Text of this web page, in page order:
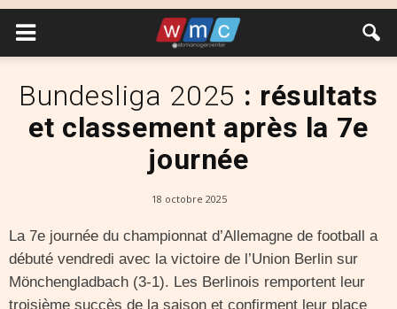
Bundesliga 2025 : résultats
et classement après la 7e
journée
18 octobre 2025
La 7e journée du championnat d’Allemagne de football a
débuté vendredi avec la victoire de l’Union Berlin sur
Mönchengladbach (3-1). Les Berlinois remportent leur
troisième succès de la saison et confirment leur place